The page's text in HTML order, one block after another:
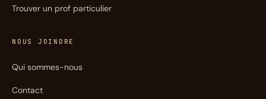
Trouver un prof particulier
NOUS JOINDRE
Qui sommes-nous
Contact